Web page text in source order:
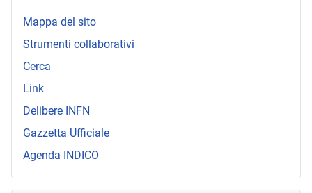
Mappa del sito
Strumenti collaborativi
Cerca
Link
Delibere INFN
Gazzetta Ufficiale
Agenda INDICO